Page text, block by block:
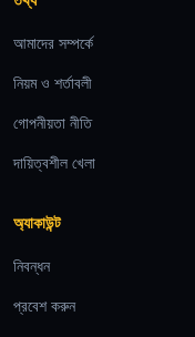
আমাদের সম্পর্কে
নিয়ম ও শর্তাবলী
গোপনীয়তা নীতি
দায়িত্বশীল খেলা
অ্যাকাউন্ট
নিবন্ধন
প্রবেশ করুন